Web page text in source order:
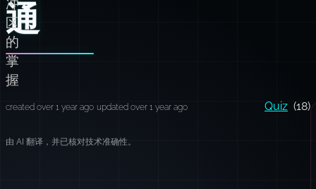
通
冲
区
的
掌
握
created over 1 year ago updated over 1 year ago Quiz (18)
由 AI 翻译，并已核对技术准确性。